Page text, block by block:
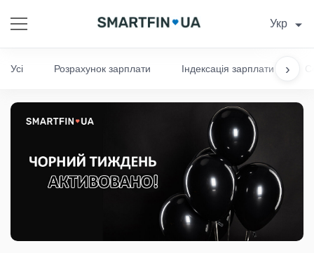
Укр
›
Усі Розрахунок зарплати Індексація зарплати